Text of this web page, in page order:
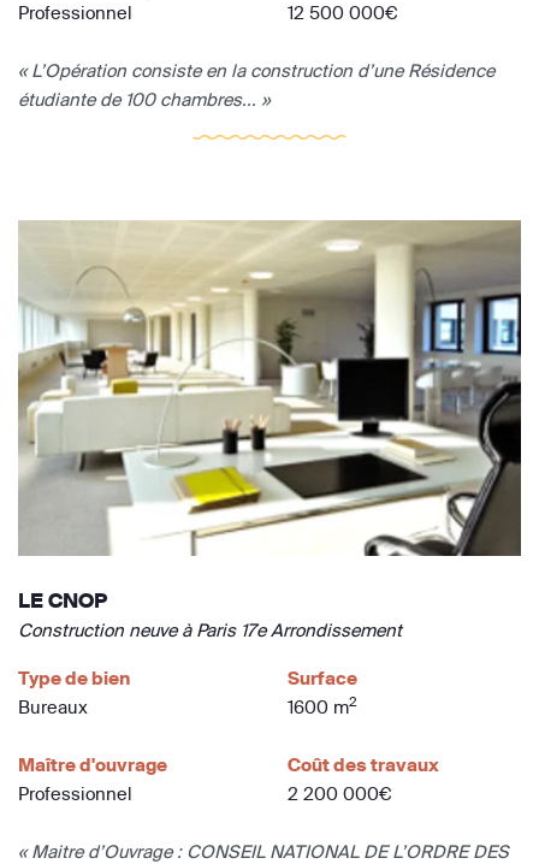
Professionnel
12 500 000€
« L’Opération consiste en la construction d’une Résidence
étudiante de 100 chambres... »
LE CNOP
Construction neuve à Paris 17e Arrondissement
Type de bien
Bureaux
Surface
1600 m2
Maître d'ouvrage
Professionnel
Coût des travaux
2 200 000€
« Maitre d’Ouvrage : CONSEIL NATIONAL DE L’ORDRE DES